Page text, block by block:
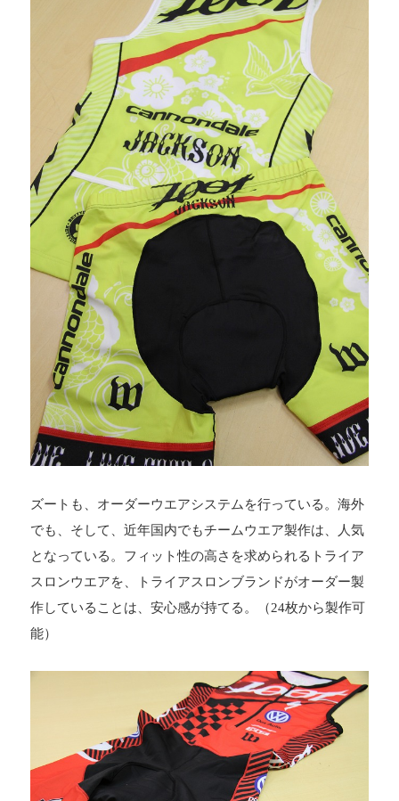
ズートも、オーダーウエアシステムを行っている。海外
でも、そして、近年国内でもチームウエア製作は、人気
となっている。フィット性の高さを求められるトライア
スロンウエアを、トライアスロンブランドがオーダー製
作していることは、安心感が持てる。（24枚から製作可
能）